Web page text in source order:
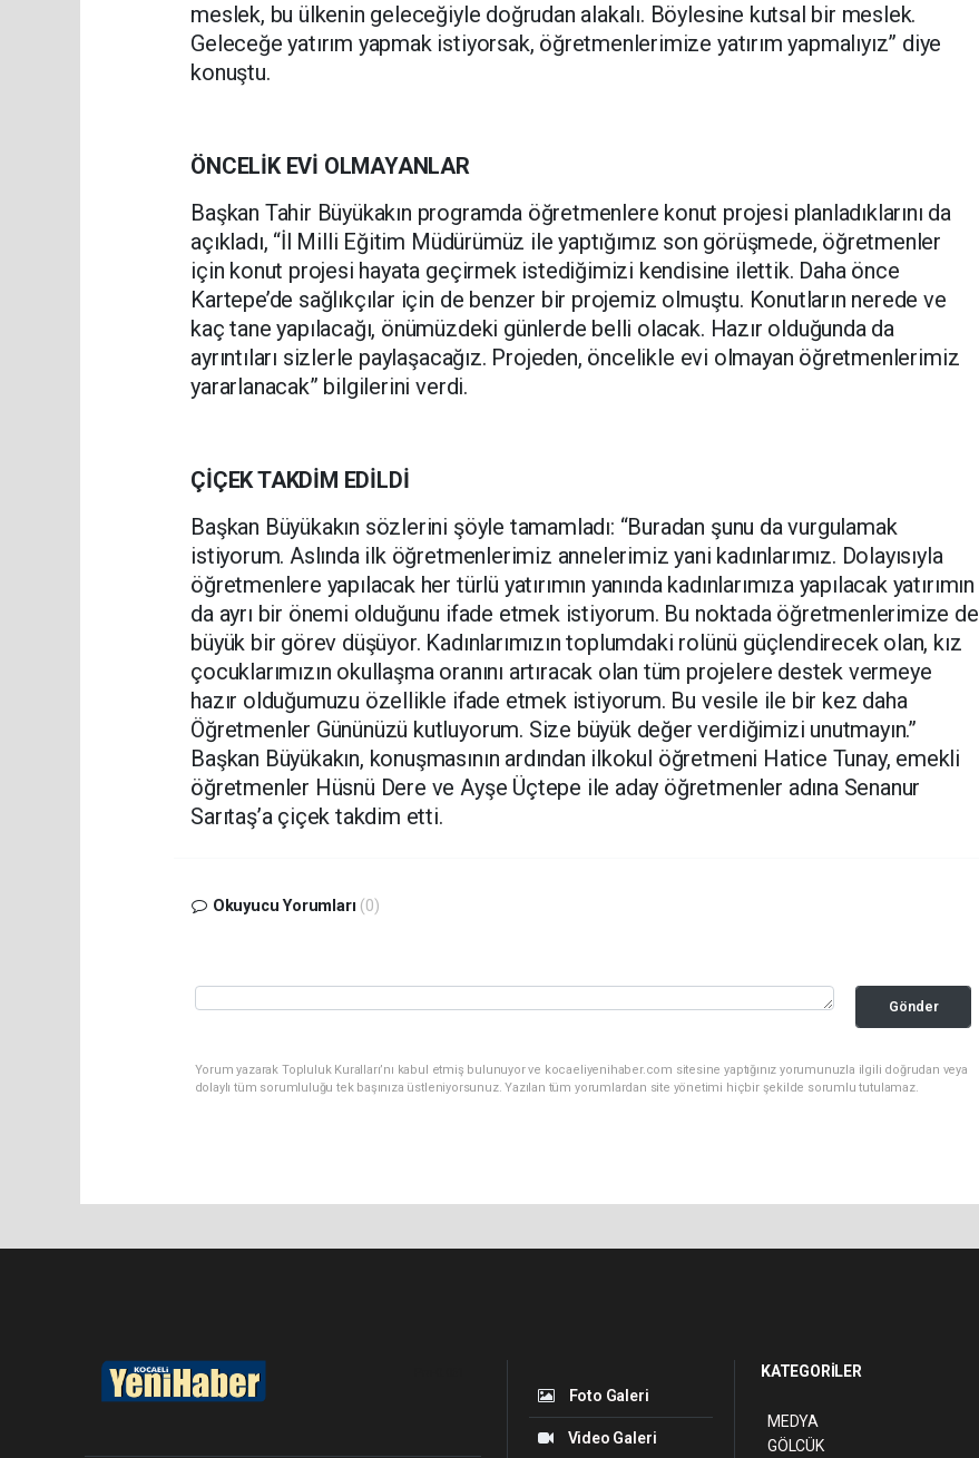
meslek, bu ülkenin geleceğiyle doğrudan alakalı. Böylesine kutsal bir meslek.
Geleceğe yatırım yapmak istiyorsak, öğretmenlerimize yatırım yapmalıyız” diye
konuştu.
ÖNCELİK EVİ OLMAYANLAR
Başkan Tahir Büyükakın programda öğretmenlere konut projesi planladıklarını da
açıkladı, “İl Milli Eğitim Müdürümüz ile yaptığımız son görüşmede, öğretmenler
için konut projesi hayata geçirmek istediğimizi kendisine ilettik. Daha önce
Kartepe’de sağlıkçılar için de benzer bir projemiz olmuştu. Konutların nerede ve
kaç tane yapılacağı, önümüzdeki günlerde belli olacak. Hazır olduğunda da
ayrıntıları sizlerle paylaşacağız. Projeden, öncelikle evi olmayan öğretmenlerimiz
yararlanacak” bilgilerini verdi.
ÇİÇEK TAKDİM EDİLDİ
Başkan Büyükakın sözlerini şöyle tamamladı: “Buradan şunu da vurgulamak
istiyorum. Aslında ilk öğretmenlerimiz annelerimiz yani kadınlarımız. Dolayısıyla
öğretmenlere yapılacak her türlü yatırımın yanında kadınlarımıza yapılacak yatırımın
da ayrı bir önemi olduğunu ifade etmek istiyorum. Bu noktada öğretmenlerimize de
büyük bir görev düşüyor. Kadınlarımızın toplumdaki rolünü güçlendirecek olan, kız
çocuklarımızın okullaşma oranını artıracak olan tüm projelere destek vermeye
hazır olduğumuzu özellikle ifade etmek istiyorum. Bu vesile ile bir kez daha
Öğretmenler Gününüzü kutluyorum. Size büyük değer verdiğimizi unutmayın.”
Başkan Büyükakın, konuşmasının ardından ilkokul öğretmeni Hatice Tunay, emekli
öğretmenler Hüsnü Dere ve Ayşe Üçtepe ile aday öğretmenler adına Senanur
Sarıtaş’a çiçek takdim etti.
Okuyucu Yorumları (0)
Gönder
Yorum yazarak Topluluk Kuralları’nı kabul etmiş bulunuyor ve kocaeliyenihaber.com sitesine yaptığınız yorumunuzla ilgili doğrudan veya
dolaylı tüm sorumluluğu tek başınıza üstleniyorsunuz. Yazılan tüm yorumlardan site yönetimi hiçbir şekilde sorumlu tutulamaz.
Foto Galeri
Video Galeri
KATEGORİLER
MEDYA
GÖLCÜK